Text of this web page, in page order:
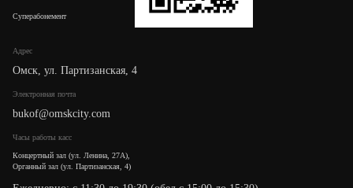
Адрес
Омск, ул. Партизанская, 4
Электронная почта
bukof@omskcity.com
Часы работы касс
Концертный зал (ул. Ленина, 27А),
Органный зал (ул. Партизанская, 4)
Суперабонемент